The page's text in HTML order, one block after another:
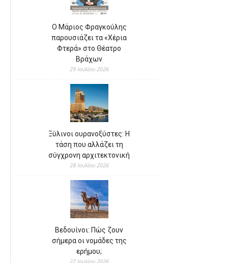
Ο Μάριος Φραγκούλης
παρουσιάζει τα «Χέρια
Φτερά» στο Θέατρο
Βράχων
29 Ιουλίου 2026
Ξύλινοι ουρανοξύστες: Η
τάση που αλλάζει τη
σύγχρονη αρχιτεκτονική
28 Ιουλίου 2026
Βεδουίνοι: Πώς ζουν
σήμερα οι νομάδες της
ερήμου;
27 Ιουλίου 2026